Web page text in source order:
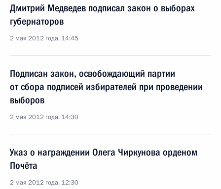
Дмитрий Медведев подписал закон о выборах
губернаторов
2 мая 2012 года, 14:45
Подписан закон, освобождающий партии
от сбора подписей избирателей при проведении
выборов
2 мая 2012 года, 14:30
Указ о награждении Олега Чиркунова орденом
Почёта
2 мая 2012 года, 12:30